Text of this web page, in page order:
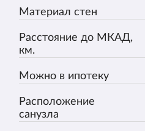
Материал стен
Расстояние до МКАД,
км.
Можно в ипотеку
Расположение
санузла